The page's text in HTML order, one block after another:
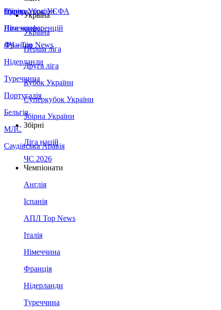
Збірна України
Італія
Німеччина
Франція
Нідерланди
Туреччина
Португалія
Бельгія
МЛС
Саудівська Аравія
Суперкубок УЄФА
Ліга конференцій
ЛЧ - Top News
Україна
Україна
Перша ліга
Друга ліга
Кубок України
Суперкубок України
Збірна України
Збірні
Ліга націй
ЧС 2026
Чемпіонати
Англія
Іспанія
АПЛ Top News
Італія
Німеччина
Франція
Нідерланди
Туреччина